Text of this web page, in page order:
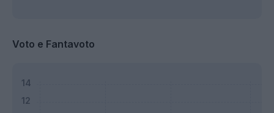
Voto e Fantavoto